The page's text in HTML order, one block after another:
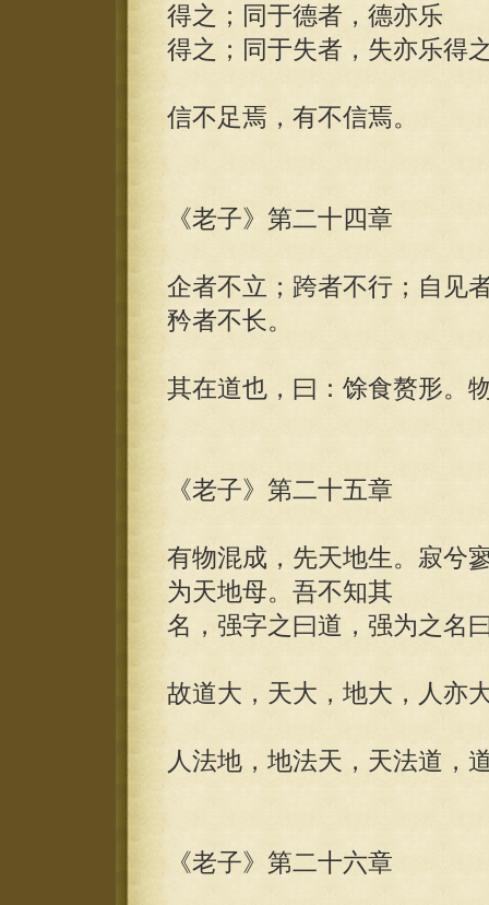
得之；同于德者，德亦乐
得之；同于失者，失亦乐得
信不足焉，有不信焉。
《老子》第二十四章
企者不立；跨者不行；自见
矜者不长。
其在道也，曰：馀食赘形。
《老子》第二十五章
有物混成，先天地生。寂兮
为天地母。吾不知其
名，强字之曰道，强为之名
故道大，天大，地大，人亦
人法地，地法天，天法道，
《老子》第二十六章